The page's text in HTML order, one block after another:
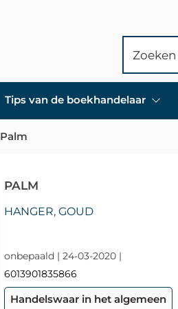
Tips van de boekhandelaar
Palm
PALM
HANGER, GOUD
onbepaald | 24-03-2020 |
6013901835866
Handelswaar in het algemeen